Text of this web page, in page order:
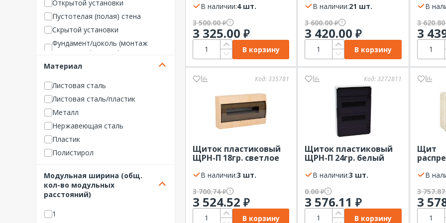
NO NAME Щитовое оборуд
ование
OBO Bettermann
REXANT
Schneider Electric
SNR
Systeme Electric
TDM ELECTRIC
TEHNOPLAST
Tekfor
TLK
Tyco
Weidmueller
Щит учета
Щит учетно-распределител
ьный
Открытой установки
Пустотелая (полая) стена
Скрытой установки
Фундамент/цоколь (монтаж
под полом/в земле)
Материал
Листовая сталь
Листовая сталь/пластик
Металл
Нержавеющая сталь
Пластик
Полистирол
Модульная ширина (общ.
кол-во модульных
расстояний)
1
В наличии:
4 шт.
3 500.00₽
3 325.00 ₽
В корзину
(500х400х120)
В наличии:
21 шт.
3 600.00₽
3 420.00₽
В корзину
с
PEN
2шт на
В
3
3
Код:335781
Щиток пластиковый
ЩРН-П 18гр. светлое
В наличии:
3 шт.
3 700.74₽
3 524.52 ₽
В корзину
Код:3272811
Щиток пластиковый
ЩРН-П 24гр. белый
NKR-IP40
В наличии:
3 шт.
0.00₽
3 576.11₽
В корзину
Щит
ЭКФ
В
3
3